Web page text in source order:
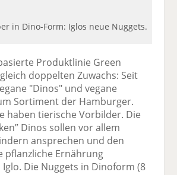
in Dino-Form: Iglos neue Nuggets.
Produktlinie Green
doppelten Zuwachs: Seit
"Dinos" und vegane
Sortiment der Hamburger.
haben tierische Vorbilder. Die
Dinos sollen vor allem
ansprechen und den
pflanzliche Ernährung
Die Nuggets in Dinoform (8